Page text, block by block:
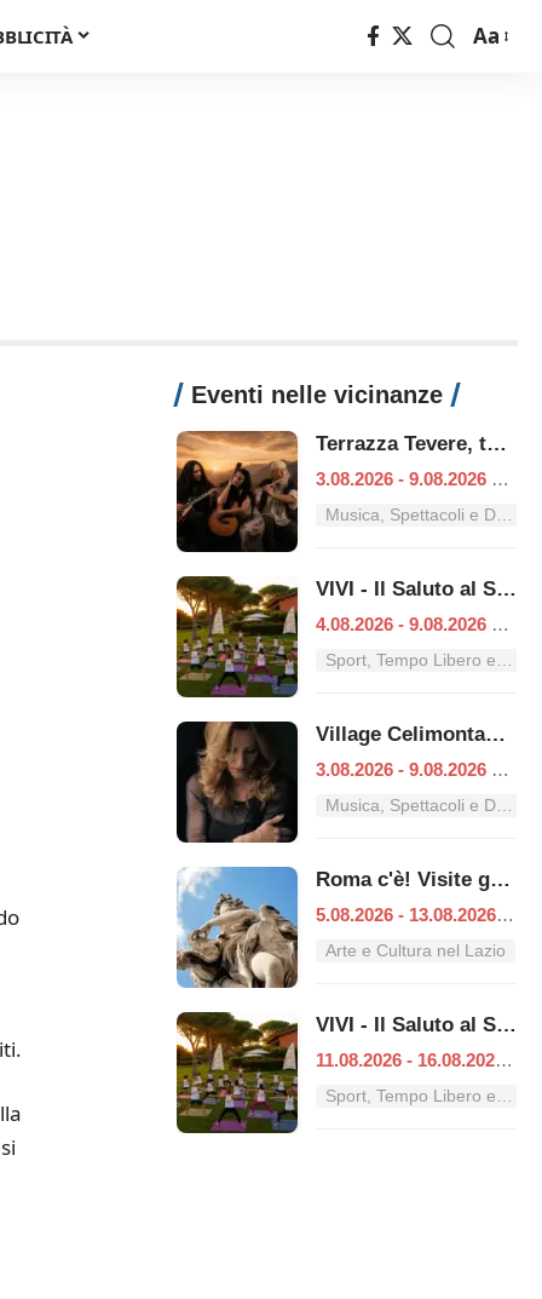
Font
Aa
Eventi nelle vicinanze
Terrazza Tevere, tutti i concerti dal 3 al 9 agosto
3.08.2026 - 9.08.2026 |
Musica, Spettacoli e Danza nel Lazio
VIVI - Il Saluto al Sole
4.08.2026 - 9.08.2026 |
Sport, Tempo Libero e Divertimento nel Lazio
Village Celimontana: gli appuntamenti dal 3 al 9 agosto
3.08.2026 - 9.08.2026 |
Musica, Spettacoli e Danza nel Lazio
Roma c'è! Visite guidate (anche per bambini) dal 5 al 13 agosto 2026
5.08.2026 - 13.08.2026
|
Arte e Cultura nel Lazio
VIVI - Il Saluto al Sole
11.08.2026 - 16.08.2026
Sport, Tempo Libero e Divertimento nel Lazio